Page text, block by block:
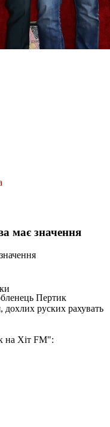
має значення
Пертик
руских рахувать
на Хіт FM":